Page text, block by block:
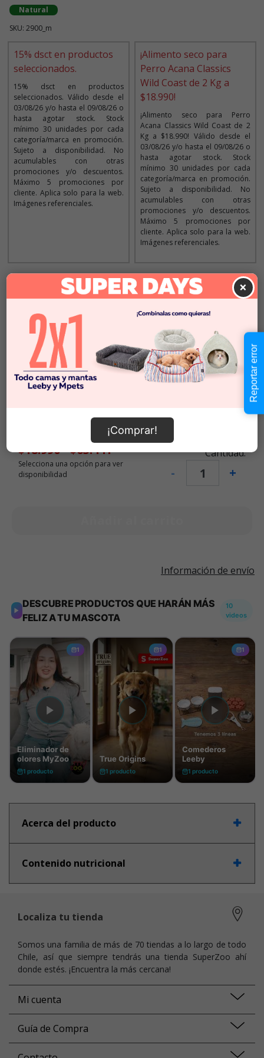
Natural
SKU: 2900_m
15% dsct en productos
seleccionados.
15% dsct en productos
seleccionados. Válido desde el
03/08/26 y/o hasta el 09/08/26 o
hasta agotar stock. Stock
mínimo 30 unidades por cada
categoría/marca en promoción.
Sujeto a disponibilidad. No
acumulables con otras
promociones y/o descuentos.
Máximo 5 promociones por
cliente. Aplica solo para la web.
Imágenes referenciales.
¡Alimento seco para
Perro Acana Classics
Wild Coast de 2 Kg a
$18.990!
¡Alimento seco para Perro
Acana Classics Wild Coast de 2
Kg a $18.990! Válido desde el
03/08/26 y/o hasta el 09/08/26 o
hasta agotar stock. Stock
mínimo 30 unidades por cada
categoría/marca en promoción.
Sujeto a disponibilidad. No
acumulables con otras
promociones y/o descuentos.
Máximo 5 promociones por
cliente. Aplica solo para la web.
Imágenes referenciales.
Descripción
Seleccionar Peso
2 KG
$9495x KG
$23.990 $18.990
Cantidad:
- +
$18.990-$65.441
Selecciona una opción para ver
disponibilidad
Información de envío
Acerca del producto
Contenido nutricional
×
¡Comprar!
Localiza tu tienda
Somos una familia de más de 70 tiendas a lo largo de todo
Chile, así que siempre tendrás una tienda SuperZoo ahí
donde estés. ¡Encuentra la más cercana!
Mi cuenta
Guía de Compra
Reportar error